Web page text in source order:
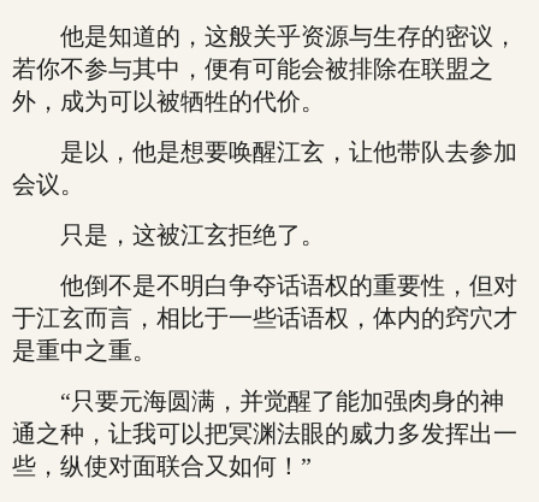
他是知道的，这般关乎资源与生存的密议，
若你不参与其中，便有可能会被排除在联盟之
外，成为可以被牺牲的代价。
是以，他是想要唤醒江玄，让他带队去参加
会议。
只是，这被江玄拒绝了。
他倒不是不明白争夺话语权的重要性，但对
于江玄而言，相比于一些话语权，体内的窍穴才
是重中之重。
“只要元海圆满，并觉醒了能加强肉身的神
通之种，让我可以把冥渊法眼的威力多发挥出一
些，纵使对面联合又如何！”